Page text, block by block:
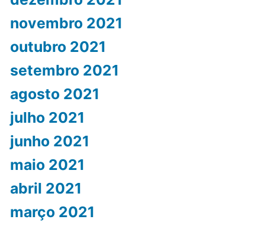
novembro 2021
outubro 2021
setembro 2021
agosto 2021
julho 2021
junho 2021
maio 2021
abril 2021
março 2021